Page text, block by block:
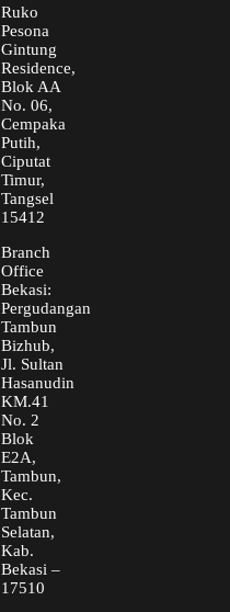
Ruko
Pesona
Gintung
Residence,
Blok AA
No. 06,
Cempaka
Putih,
Ciputat
Timur,
Tangsel
15412
Branch
Office
Bekasi:
Pergudangan
Tambun
Bizhub,
Jl. Sultan
Hasanudin
KM.41
No. 2
Blok
E2A,
Tambun,
Kec.
Tambun
Selatan,
Kab.
Bekasi –
17510